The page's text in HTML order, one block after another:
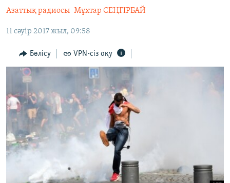
main
Navigation
Skip
Search
АДАМ ҚҰҚЫҚТАРЫ
ӘЛЕУМЕТ
ӘЛЕМ
АРНАЙЫ ЖОБАЛАР
Русский
ЖАЗЫЛЫҢЫЗ
Басқа тілдерде
Азаттық радиосы Мұхтар СЕҢГІРБАЙ
11 сәуір 2017 жыл, 09:58
Бөлісу VPN-сіз оқу